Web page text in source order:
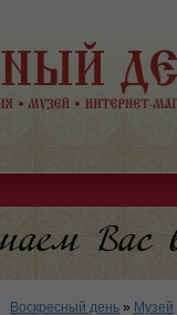
Воскресный день » Музей